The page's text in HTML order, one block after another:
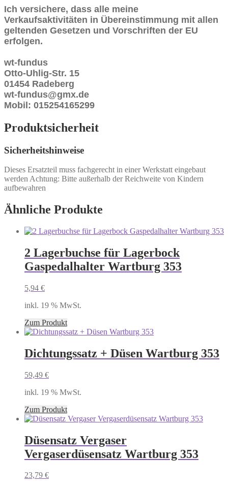
Ich versichere, dass alle meine
Verkaufsaktivitäten in Übereinstimmung mit allen
geltenden Gesetzen und Vorschriften der EU
erfolgen.
wt-fundus
Otto-Uhlig-Str. 15
01454 Radeberg
wt-fundus@gmx.de
Mobil: 015254165299
Produktsicherheit
Sicherheitshinweise
Dieses Ersatzteil muss fachgerecht in einer Werkstatt eingebaut
werden Achtung: Bitte außerhalb der Reichweite von Kindern
aufbewahren
Ähnliche Produkte
2 Lagerbuchse für Lagerbock
Gaspedalhalter Wartburg 353
5,94 €
inkl. 19 % MwSt.
Zum Produkt
Dichtungssatz + Düsen Wartburg 353
59,49 €
inkl. 19 % MwSt.
Zum Produkt
Düsensatz Vergaser
Vergaserdüsensatz Wartburg 353
23,79 €